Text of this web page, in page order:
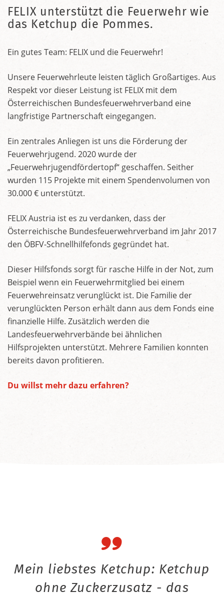
FELIX unterstützt die Feuerwehr wie
das Ketchup die Pommes.
Ein gutes Team: FELIX und die Feuerwehr!
Unsere Feuerwehrleute leisten täglich Großartiges. Aus
Respekt vor dieser Leistung ist FELIX mit dem
Österreichischen Bundesfeuerwehrverband eine
langfristige Partnerschaft eingegangen.
Ein zentrales Anliegen ist uns die Förderung der
Feuerwehrjugend. 2020 wurde der
„Feuerwehrjugendfördertopf“ geschaffen. Seither
wurden 115 Projekte mit einem Spendenvolumen von
30.000 € unterstützt.
FELIX Austria ist es zu verdanken, dass der
Österreichische Bundesfeuerwehrverband im Jahr 2017
den ÖBFV-Schnellhilfefonds gegründet hat.
Dieser Hilfsfonds sorgt für rasche Hilfe in der Not, zum
Beispiel wenn ein Feuerwehrmitglied bei einem
Feuerwehreinsatz verunglückt ist. Die Familie der
verunglückten Person erhält dann aus dem Fonds eine
finanzielle Hilfe. Zusätzlich werden die
Landesfeuerwehrverbände bei ähnlichen
Hilfsprojekten unterstützt. Mehrere Familien konnten
bereits davon profitieren.
Du willst mehr dazu erfahren?
Mein liebstes Ketchup: Ketchup
ohne Zuckerzusatz - das